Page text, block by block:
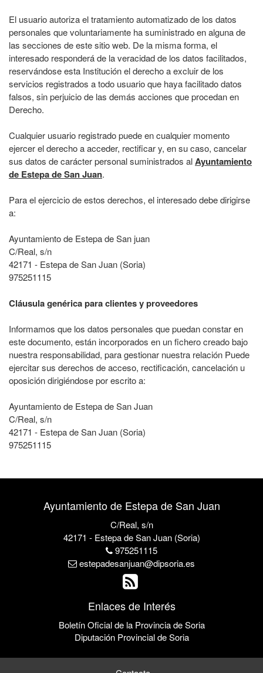
El usuario autoriza el tratamiento automatizado de los datos
personales que voluntariamente ha suministrado en alguna de
las secciones de este sitio web. De la misma forma, el
interesado responderá de la veracidad de los datos facilitados,
reservándose esta Institución el derecho a excluir de los
servicios registrados a todo usuario que haya facilitado datos
falsos, sin perjuicio de las demás acciones que procedan en
Derecho.
Cualquier usuario registrado puede en cualquier momento
ejercer el derecho a acceder, rectificar y, en su caso, cancelar
sus datos de carácter personal suministrados alAyuntamiento
de Estepa de San Juan.
Para el ejercicio de estos derechos, el interesado debe dirigirse
a:
Ayuntamiento de Estepa de San juan
C/Real, s/n
42171 - Estepa de San Juan (Soria)
975251115
Cláusula genérica para clientes y proveedores
Informamos que los datos personales que puedan constar en
este documento, están incorporados en un fichero creado bajo
nuestra responsabilidad, para gestionar nuestra relación Puede
ejercitar sus derechos de acceso, rectificación, cancelación u
oposición dirigiéndose por escrito a:
Ayuntamiento de Estepa de San Juan
C/Real, s/n
42171 - Estepa de San Juan (Soria)
975251115
Ayuntamiento de Estepa de San Juan
C/Real, s/n
42171 - Estepa de San Juan (Soria)
975251115
estepadesanjuan@dipsoria.es
Enlaces de Interés
Boletín Oficial de la Provincia de Soria
Diputación Provincial de Soria